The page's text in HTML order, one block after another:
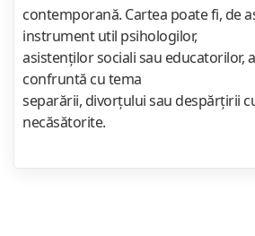
contemporană. Cartea poate fi, de
instrument util psihologilor,
asistenților sociali sau educatorilor,
confruntă cu tema
separării, divorțului sau despărțirii
necăsătorite.